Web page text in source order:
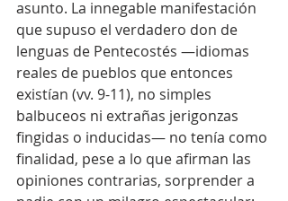
asunto. La innegable manifestación
que supuso el verdadero don de
lenguas de Pentecostés —idiomas
reales de pueblos que entonces
existían (vv. 9-11), no simples
balbuceos ni extrañas jerigonzas
fingidas o inducidas— no tenía como
finalidad, pese a lo que afirman las
opiniones contrarias, sorprender a